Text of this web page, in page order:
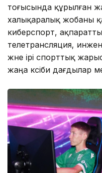
тоғысында құрылған
халықаралық жобаны
киберспорт,
телетрансляция,
және ірі спорттық
жаңа кәсіби дағдылар